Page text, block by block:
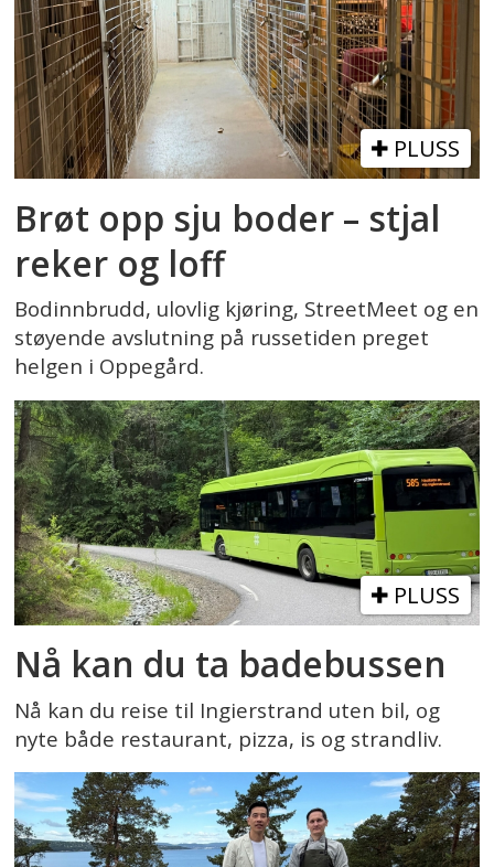
PLUSS
Brøt opp sju boder – stjal
reker og loff
Bodinnbrudd, ulovlig kjøring, StreetMeet og en
støyende avslutning på russetiden preget
helgen i Oppegård.
PLUSS
Nå kan du ta badebussen
Nå kan du reise til Ingierstrand uten bil, og
nyte både restaurant, pizza, is og strandliv.